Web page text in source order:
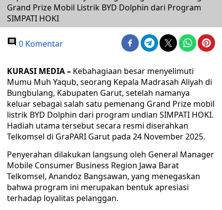
Grand Prize Mobil Listrik BYD Dolphin dari Program
SIMPATI HOKI
0 Komentar
KURASI MEDIA – Kebahagiaan besar menyelimuti
Mumu Muh Yaqub, seorang Kepala Madrasah Aliyah di
Bungbulang, Kabupaten Garut, setelah namanya
keluar sebagai salah satu pemenang Grand Prize mobil
listrik BYD Dolphin dari program undian SIMPATI HOKI.
Hadiah utama tersebut secara resmi diserahkan
Telkomsel di GraPARI Garut pada 24 November 2025.
Penyerahan dilakukan langsung oleh General Manager
Mobile Consumer Business Region Jawa Barat
Telkomsel, Anandoz Bangsawan, yang menegaskan
bahwa program ini merupakan bentuk apresiasi
terhadap loyalitas pelanggan.